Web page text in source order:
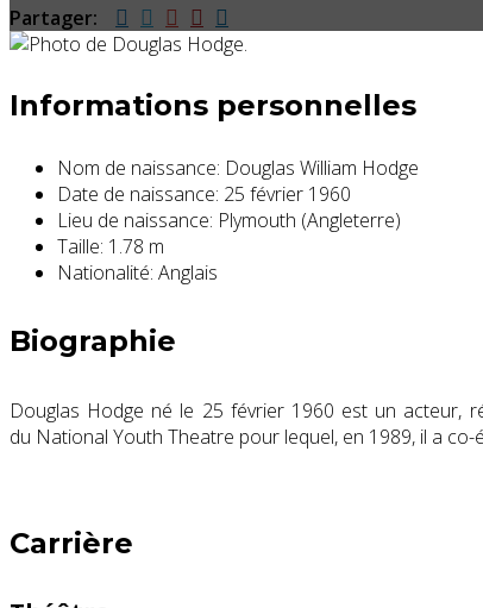
Partager:
Informations personnelles
Nom de naissance: Douglas William Hodge
Date de naissance: 25 février 1960
Lieu de naissance: Plymouth (Angleterre)
Taille: 1.78 m
Nationalité: Anglais
Biographie
Douglas Hodge né le 25 février 1960 est un acteur,
du National Youth Theatre pour lequel, en 1989, il a co-
Carrière